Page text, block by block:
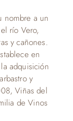
nombre a un
río Vero,
y cañones.
en
adquisición
y
Viñas del
de Vinos